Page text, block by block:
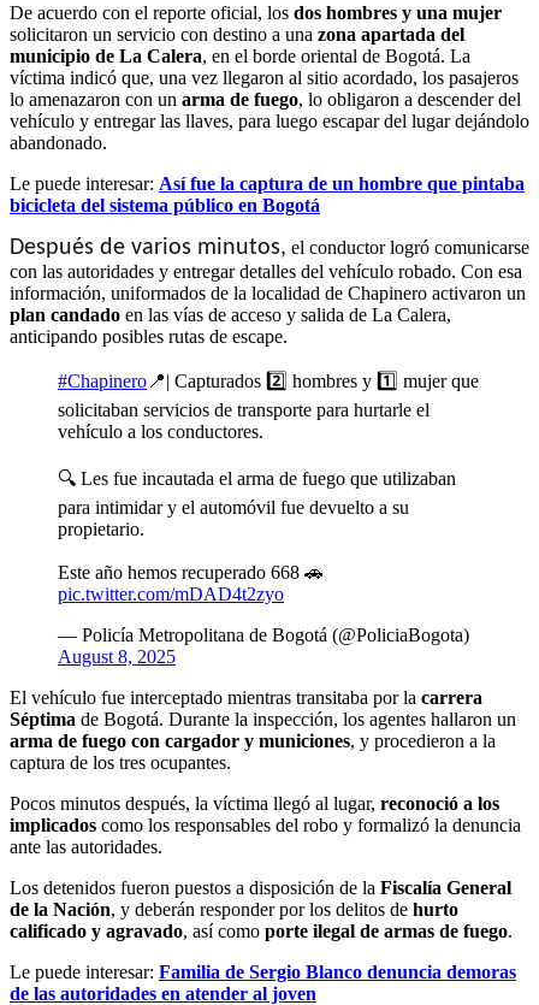
De acuerdo con el reporte oficial, los dos hombres y una mujer
solicitaron un servicio con destino a una zona apartada del
municipio de La Calera, en el borde oriental de Bogotá. La
víctima indicó que, una vez llegaron al sitio acordado, los pasajeros
lo amenazaron con un arma de fuego, lo obligaron a descender del
vehículo y entregar las llaves, para luego escapar del lugar dejándolo
abandonado.
Le puede interesar: Así fue la captura de un hombre que pintaba
bicicleta del sistema público en Bogotá
Después de varios minutos, el conductor logró comunicarse
con las autoridades y entregar detalles del vehículo robado. Con esa
información, uniformados de la localidad de Chapinero activaron un
plan candado en las vías de acceso y salida de La Calera,
anticipando posibles rutas de escape.
#Chapinero 📍| Capturados 2️⃣ hombres y 1️⃣ mujer que
solicitaban servicios de transporte para hurtarle el
vehículo a los conductores.
🔍 Les fue incautada el arma de fuego que utilizaban
para intimidar y el automóvil fue devuelto a su
propietario.
Este año hemos recuperado 668 🚗
pic.twitter.com/mDAD4t2zyo
— Policía Metropolitana de Bogotá (@PoliciaBogota)
August 8, 2025
El vehículo fue interceptado mientras transitaba por la carrera
Séptima de Bogotá. Durante la inspección, los agentes hallaron un
arma de fuego con cargador y municiones, y procedieron a la
captura de los tres ocupantes.
Pocos minutos después, la víctima llegó al lugar, reconoció a los
implicados como los responsables del robo y formalizó la denuncia
ante las autoridades.
Los detenidos fueron puestos a disposición de la Fiscalía General
de la Nación, y deberán responder por los delitos de hurto
calificado y agravado, así como porte ilegal de armas de fuego.
Le puede interesar: Familia de Sergio Blanco denuncia demoras
de las autoridades en atender al joven